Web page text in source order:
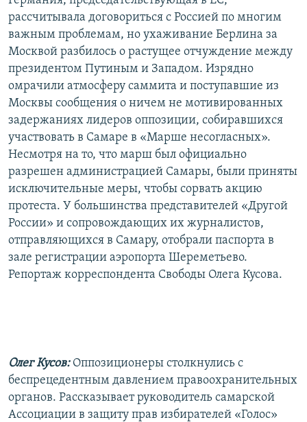
рассчитывала договориться с Россией по многим
важным проблемам, но ухаживание Берлина за
Москвой разбилось о растущее отчуждение между
президентом Путиным и Западом. Изрядно
омрачили атмосферу саммита и поступавшие из
Москвы сообщения о ничем не мотивированных
задержаниях лидеров оппозиции, собиравшихся
участвовать в Самаре в «Марше несогласных».
Несмотря на то, что марш был официально
разрешен администрацией Самары, были приняты
исключительные меры, чтобы сорвать акцию
протеста. У большинства представителей «Другой
России» и сопровождающих их журналистов,
отправляющихся в Самару, отобрали паспорта в
зале регистрации аэропорта Шереметьево.
Репортаж корреспондента Свободы Олега Кусова.
Олег Кусов: Оппозиционеры столкнулись с
беспрецедентным давлением правоохранительных
органов. Рассказывает руководитель самарской
Ассоциации в защиту прав избирателей «Голос»